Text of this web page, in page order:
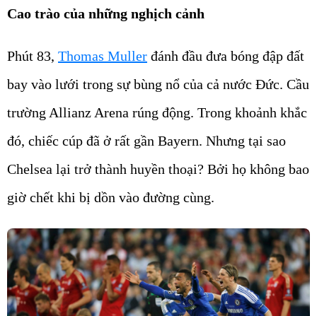
Cao trào của những nghịch cảnh
Phút 83, Thomas Muller đánh đầu đưa bóng đập đất
bay vào lưới trong sự bùng nổ của cả nước Đức. Cầu
trường Allianz Arena rúng động. Trong khoảnh khắc
đó, chiếc cúp đã ở rất gần Bayern. Nhưng tại sao
Chelsea lại trở thành huyền thoại? Bởi họ không bao
giờ chết khi bị dồn vào đường cùng.